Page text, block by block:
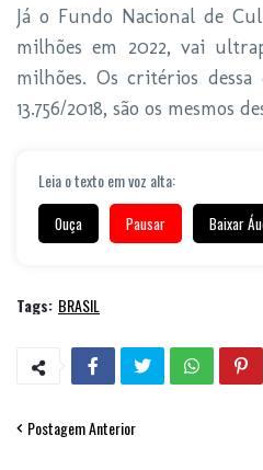
Já o Fundo Nacional de
milhões em 2022, vai
milhões. Os critérios
13.756/2018, são os mesmos
Leia o texto em voz alta:
Ouça Pausar Baixar
Tags: BRASIL
Postagem Anterior